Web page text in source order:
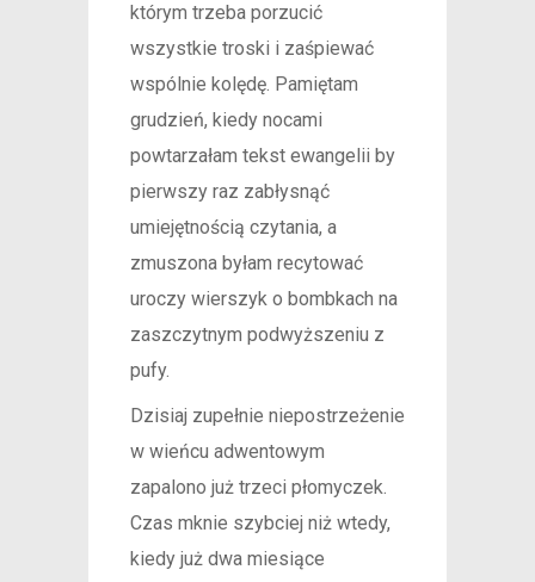
którym trzeba porzucić
wszystkie troski i zaśpiewać
wspólnie kolędę. Pamiętam
grudzień, kiedy nocami
powtarzałam tekst ewangelii by
pierwszy raz zabłysnąć
umiejętnością czytania, a
zmuszona byłam recytować
uroczy wierszyk o bombkach na
zaszczytnym podwyższeniu z
pufy.
Dzisiaj zupełnie niepostrzeżenie
w wieńcu adwentowym
zapalono już trzeci płomyczek.
Czas mknie szybciej niż wtedy,
kiedy już dwa miesiące